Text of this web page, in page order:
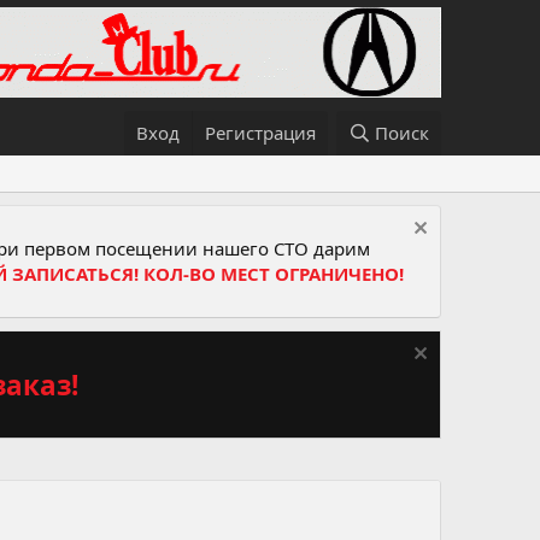
Вход Регистрация Поиск
первом посещении нашего СТО дарим
ЗАПИСАТЬСЯ! КОЛ-ВО МЕСТ ОГРАНИЧЕНО!